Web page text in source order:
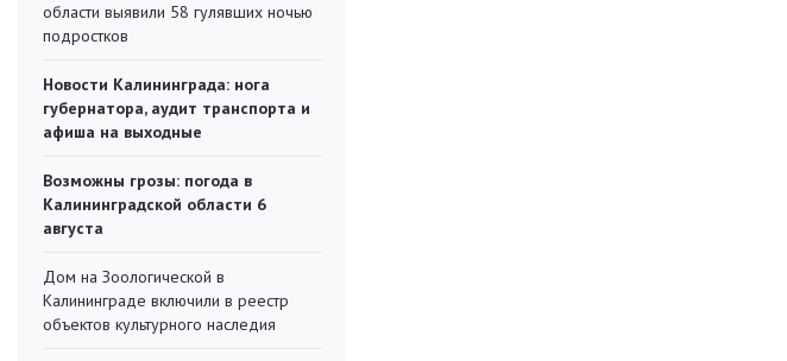
области выявили 58 гулявших ночью
подростков
Новости Калининграда: нога
губернатора, аудит транспорта и
афиша на выходные
Возможны грозы: погода в
Калининградской области 6
августа
Дом на Зоологической в
Калининграде включили в реестр
объектов культурного наследия